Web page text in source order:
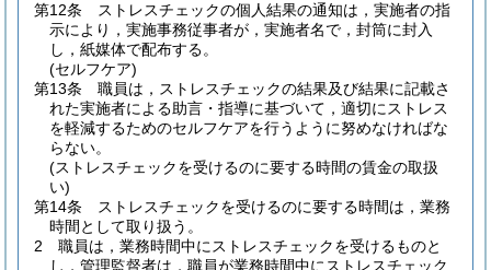
第12条
ストレスチェックの個人結果の通知は，実施者の指
示により，実施事務従事者が，実施者名で，封筒に封入
し，紙媒体で配布する。
(セルフケア)
第13条
職員は，ストレスチェックの結果及び結果に記載さ
れた実施者による助言・指導に基づいて，適切にストレス
を軽減するためのセルフケアを行うように努めなければな
らない。
(ストレスチェックを受けるのに要する時間の賃金の取扱
い)
第14条
ストレスチェックを受けるのに要する時間は，業務
時間として取り扱う。
2
職員は，業務時間中にストレスチェックを受けるものと
し，管理監督者は，職員が業務時間中にストレスチェック